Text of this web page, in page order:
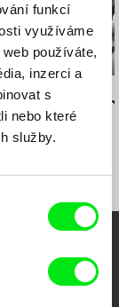
funkcí
využíváme
používáte,
inzerci a
s
nebo které
služby.
Boxer a smrť